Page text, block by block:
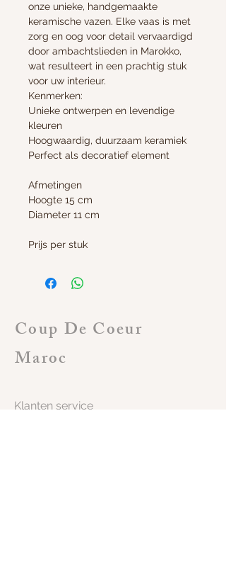
onze unieke, handgemaakte
keramische vazen. Elke vaas is met
zorg en oog voor detail vervaardigd
door ambachtslieden in Marokko,
wat resulteert in een prachtig stuk
voor uw interieur.
Kenmerken:
Unieke ontwerpen en levendige
kleuren
Hoogwaardig, duurzaam keramiek
Perfect als decoratief element
Afmetingen
Hoogte 15 cm
Diameter 11 cm
Prijs per stuk
Coup De Coeur
Maroc
Klanten service